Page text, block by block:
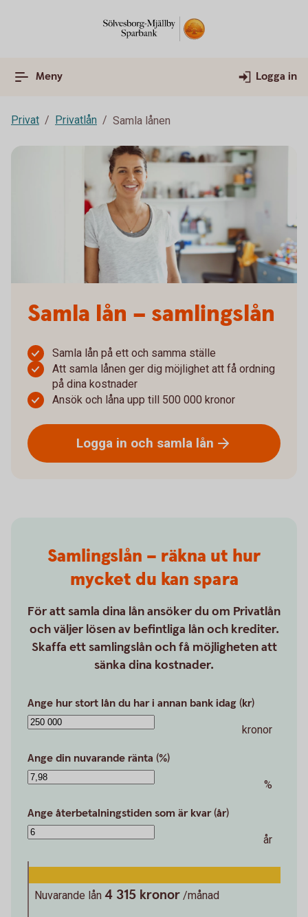
Meny Logga in
Privat Privatlån Samla lånen
Samla lån – samlingslån
Samla lån på ett och samma ställe
Att samla lånen ger dig möjlighet att få ordning
på dina kostnader
Ansök och låna upp till 500 000 kronor
Logga in och samla lån
Samlingslån – räkna ut hur
mycket du kan spara
För att samla dina lån ansöker du om Privatlån
och väljer lösen av befintliga lån och krediter.
Skaffa ett samlingslån och få möjligheten att
sänka dina kostnader.
Ange hur stort lån du har i annan bank idag (kr)
kronor
Ange din nuvarande ränta (%)
%
Ange återbetalningstiden som är kvar (år)
år
Nuvarande lån 4 315 kronor /månad